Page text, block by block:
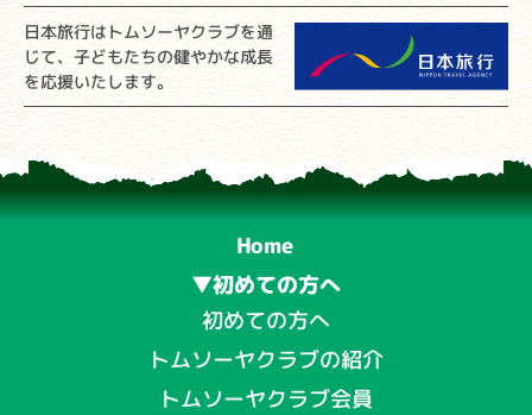
日本旅行はトムソーヤクラブを通
じて、子どもたちの健やかな成長
を応援いたします。
Home
▼初めての方へ
初めての方へ
トムソーヤクラブの紹介
トムソーヤクラブ会員